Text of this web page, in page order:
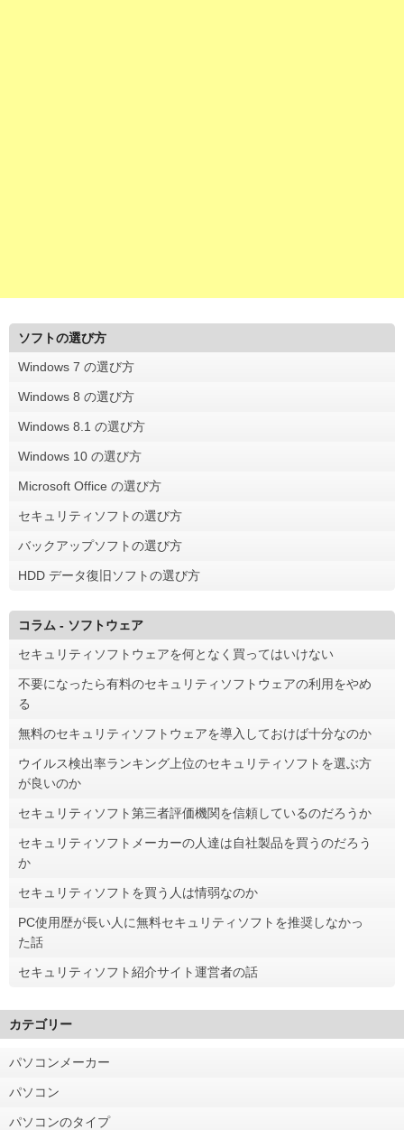
ソフトの選び方
Windows 7 の選び方
Windows 8 の選び方
Windows 8.1 の選び方
Windows 10 の選び方
Microsoft Office の選び方
セキュリティソフトの選び方
バックアップソフトの選び方
HDD データ復旧ソフトの選び方
コラム - ソフトウェア
セキュリティソフトウェアを何となく買ってはいけない
不要になったら有料のセキュリティソフトウェアの利用をやめ
る
無料のセキュリティソフトウェアを導入しておけば十分なのか
ウイルス検出率ランキング上位のセキュリティソフトを選ぶ方
が良いのか
セキュリティソフト第三者評価機関を信頼しているのだろうか
セキュリティソフトメーカーの人達は自社製品を買うのだろう
か
セキュリティソフトを買う人は情弱なのか
PC使用歴が長い人に無料セキュリティソフトを推奨しなかっ
た話
セキュリティソフト紹介サイト運営者の話
カテゴリー
パソコンメーカー
パソコン
パソコンのタイプ